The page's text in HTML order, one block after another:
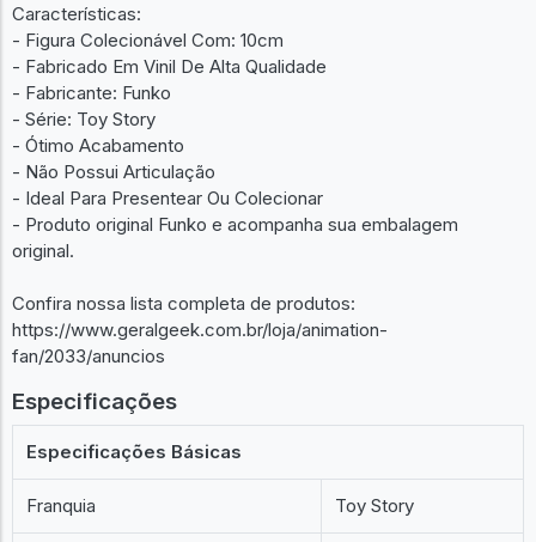
Características:
- Figura Colecionável Com: 10cm
- Fabricado Em Vinil De Alta Qualidade
- Fabricante: Funko
- Série: Toy Story
- Ótimo Acabamento
- Não Possui Articulação
- Ideal Para Presentear Ou Colecionar
- Produto original Funko e acompanha sua embalagem
original.
Confira nossa lista completa de produtos:
https://www.geralgeek.com.br/loja/animation-
fan/2033/anuncios
Especificações
Especificações Básicas
Franquia Toy Story